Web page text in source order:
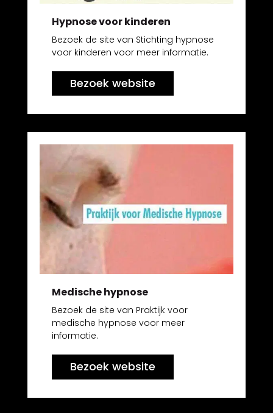
Hypnose voor kinderen
Bezoek de site van Stichting hypnose
voor kinderen voor meer informatie.
Bezoek website
Medische hypnose
Bezoek de site van Praktijk voor
medische hypnose voor meer
informatie.
Bezoek website